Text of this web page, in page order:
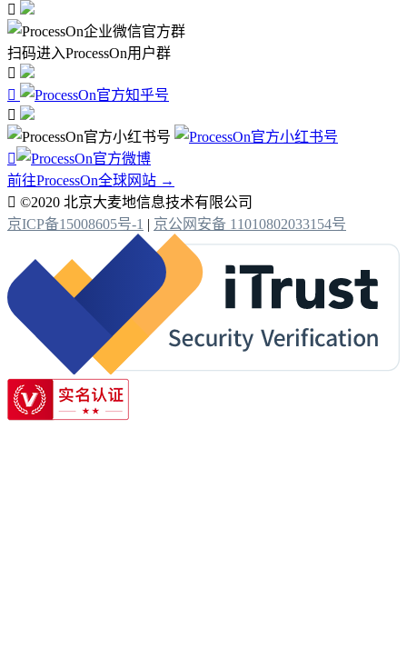

扫码进入ProcessOn用户群




前往ProcessOn全球网站 →
 ©2020 北京大麦地信息技术有限公司
京ICP备15008605号-1 | 京公网安备 11010802033154号